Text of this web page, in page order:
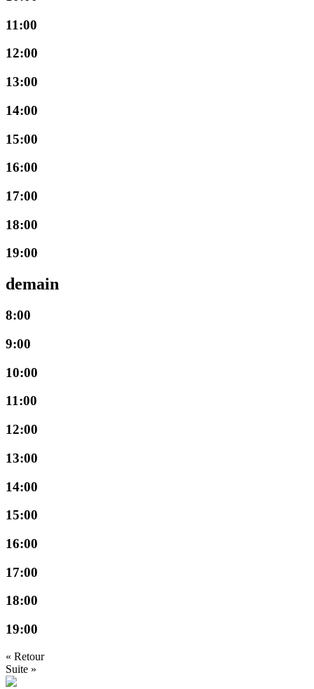
11:00
12:00
13:00
14:00
15:00
16:00
17:00
18:00
19:00
demain
8:00
9:00
10:00
11:00
12:00
13:00
14:00
15:00
16:00
17:00
18:00
19:00
« Retour
Suite »